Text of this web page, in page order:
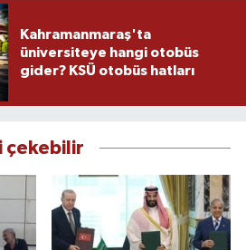
Kahramanmaraş'ta
üniversiteye hangi otobüs
gider? KSÜ otobüs hatları
çekebilir